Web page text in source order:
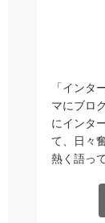
「インタ
マにブロ
にインタ
て、日々
熱く語っ